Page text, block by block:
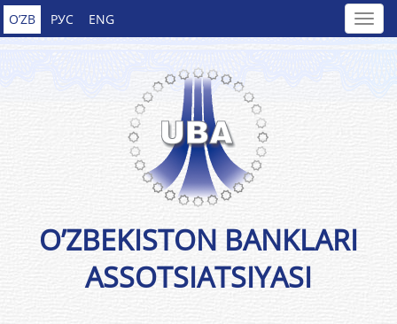
O’ZB РУС ENG
O’ZBEKISTON BANKLARI
ASSOTSIATSIYASI